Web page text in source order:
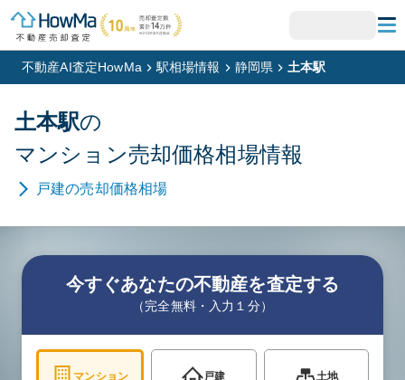
不動産AI査定HowMa 駅相場情報 静岡県 土本駅
土本駅の
マンション売却価格相場情報
戸建の売却価格相場
今すぐあなたの不動産を査定する
（完全無料・入力１分）
マンション 戸建 土地